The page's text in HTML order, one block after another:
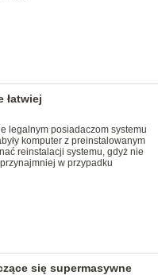
łatwiej
legalnym posiadaczom systemu
komputer z preinstalowanym
reinstalacji systemu, gdyż nie
w przypadku
się supermasywne